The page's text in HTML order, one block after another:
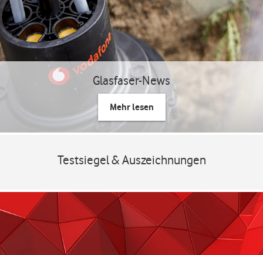
Glasfaser-News
Mehr lesen
Testsiegel & Auszeichnungen